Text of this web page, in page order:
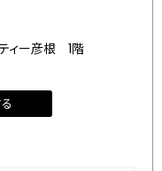
ィー彦根 1階